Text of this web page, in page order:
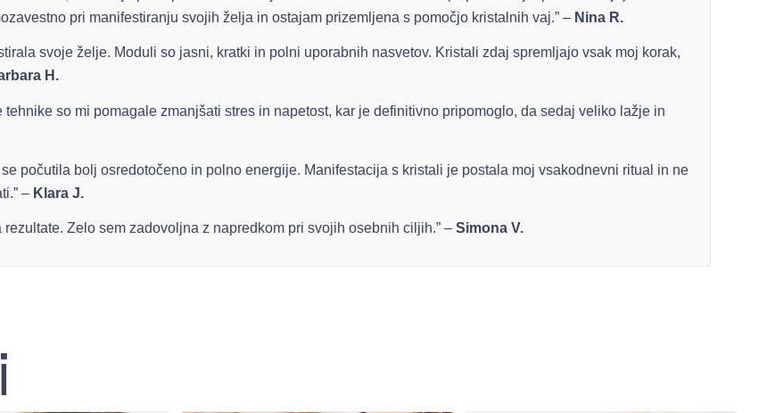
pri manifestiranju svojih želja in ostajam prizemljena s pomočjo kristalnih vaj.” – Nina R.
svoje želje. Moduli so jasni, kratki in polni uporabnih nasvetov. Kristali zdaj spremljajo vsak moj korak,
H.
so mi pomagale zmanjšati stres in napetost, kar je definitivno pripomoglo, da sedaj veliko lažje in
počutila bolj osredotočeno in polno energije. Manifestacija s kristali je postala moj vsakodnevni ritual in ne
– Klara J.
Zelo sem zadovoljna z napredkom pri svojih osebnih ciljih.” – Simona V.